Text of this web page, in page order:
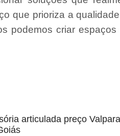
que prioriza a
podemos criar espaços
articulada preço